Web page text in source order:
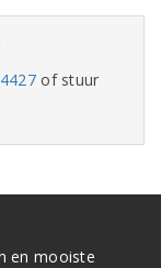
of stuur
en mooiste